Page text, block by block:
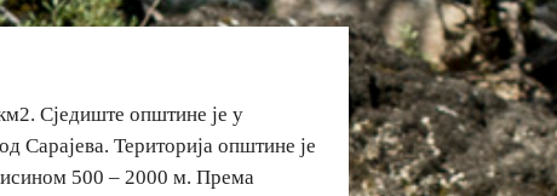
Сједиште општине је у
Сарајева. Територија општине је
500 – 2000 м. Према